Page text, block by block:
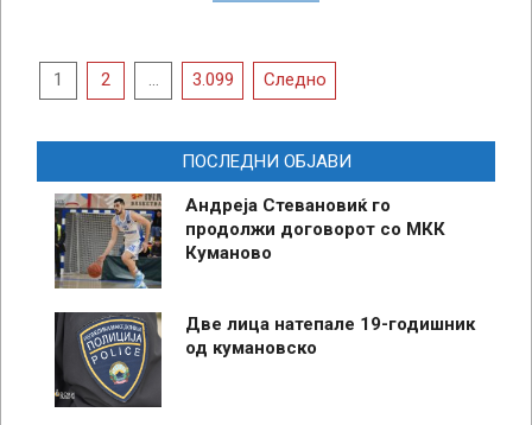
Posts
1 2 … 3.099 Следно
ПОСЛЕДНИ ОБЈАВИ
Андреја Стевановиќ го
продолжи договорот со МКК
Куманово
Две лица натепале 19-годишник
од кумановско